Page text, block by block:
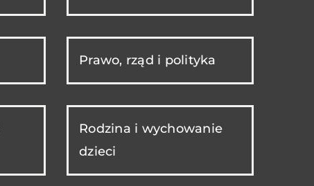
Prawo, rząd i polityka
Rodzina i wychowanie
dzieci